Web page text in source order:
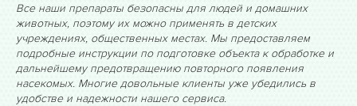
Все наши препараты безопасны для людей и домашних
животных, поэтому их можно применять в детских
учреждениях, общественных местах. Мы предоставляем
подробные инструкции по подготовке объекта к обработке и
дальнейшему предотвращению повторного появления
насекомых. Многие довольные клиенты уже убедились в
удобстве и надежности нашего сервиса.